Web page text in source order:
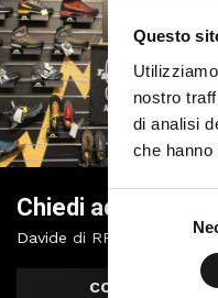
Questo
nostro
di analisi
che
Selezione
Chiedi ad un
Davide di RRTrek
CONTATTA